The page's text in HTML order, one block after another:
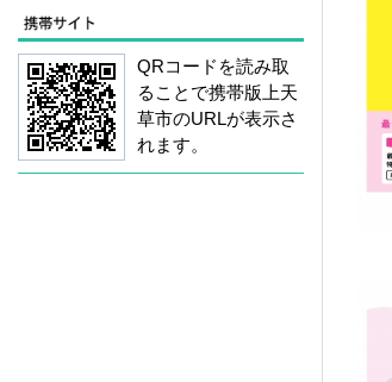
QRコードを読み取
ることで携帯版上天
草市のURLが表示さ
れます。